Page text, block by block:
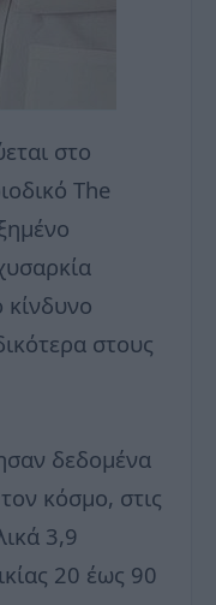
στο
The
στους
δεδομένα
κόσμο, στις
3,9
20 έως 90